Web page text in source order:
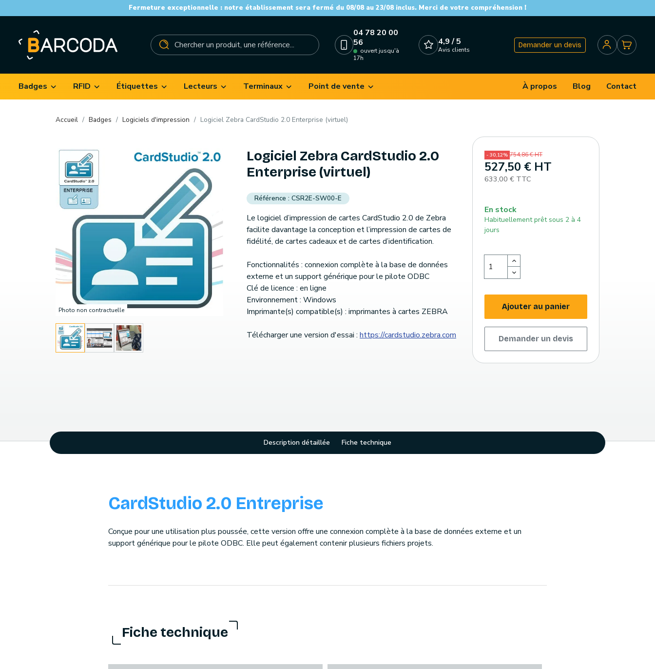
Fermeture exceptionnelle : notre établissement sera fermé du 08/08 au 23/08 inclus. Merci de votre compréhension !
04 78 20 00
56
ouvert jusqu'à
17h
4,9 / 5
Avis clients
Demander un devis
Badges RFID Étiquettes Lecteurs Terminaux Point de vente À propos Blog Contact
Accueil Badges Logiciels d'impression Logiciel Zebra CardStudio 2.0 Enterprise (virtuel)
Photo non contractuelle
Logiciel Zebra CardStudio 2.0
Enterprise (virtuel)
CSR2E-SW00-E
Le logiciel d’impression de cartes CardStudio 2.0 de Zebra
facilite davantage la conception et l’impression de cartes de
fidélité, de cartes cadeaux et de cartes d’identification.
Fonctionnalités : connexion complète à la base de données
externe et un support générique pour le pilote ODBC
Clé de licence : en ligne
Environnement : Windows
Imprimante(s) compatible(s) : imprimantes à cartes ZEBRA
Télécharger une version d'essai : https://cardstudio.zebra.com
- 30,12% 754,86 € HT
527,50 € HT
633,00 € TTC
En stock
Habituellement prêt sous 2 à 4
jours
Ajouter au panier
Demander un devis
Description détaillée Fiche technique
CardStudio 2.0 Entreprise
Conçue pour une utilisation plus poussée, cette version offre une connexion complète à la base de données externe et un
support générique pour le pilote ODBC. Elle peut également contenir plusieurs fichiers projets.
Fiche technique